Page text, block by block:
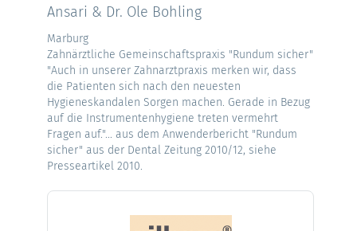
Ansari & Dr. Ole Bohling
Marburg
Zahnärztliche Gemeinschaftspraxis "Rundum sicher"
"Auch in unserer Zahnarztpraxis merken wir, dass
die Patienten sich nach den neuesten
Hygieneskandalen Sorgen machen. Gerade in Bezug
auf die Instrumentenhygiene treten vermehrt
Fragen auf."... aus dem Anwenderbericht "Rundum
sicher" aus der Dental Zeitung 2010/12, siehe
Presseartikel 2010.